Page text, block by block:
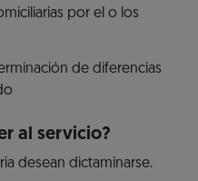
por el o los
de diferencias
al servicio?
desean dictaminarse.